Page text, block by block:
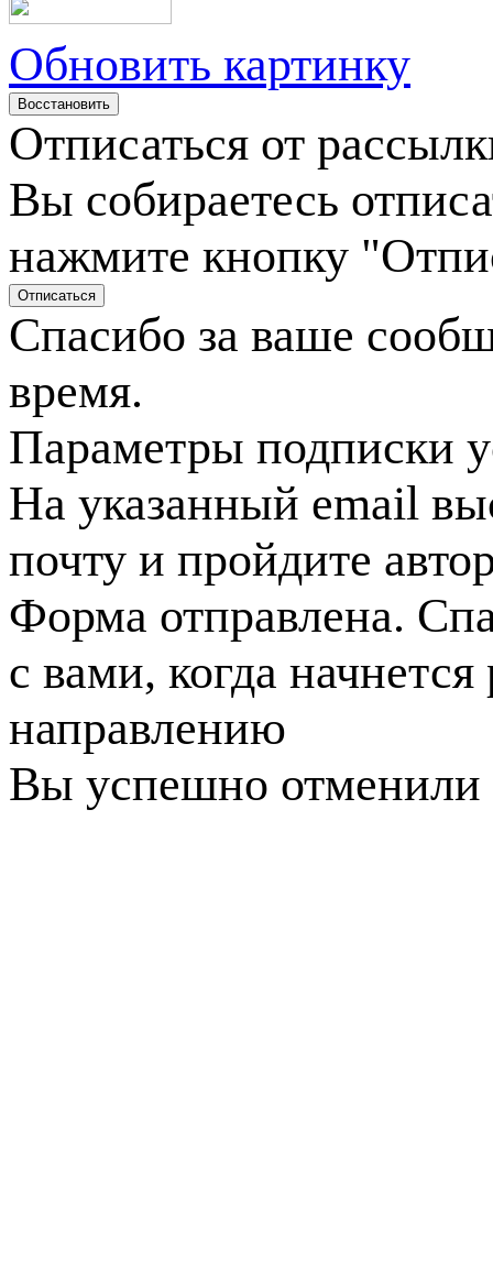
Обновить картинку
Отписаться от
Вы собираетесь
нажмите кнопку
Спасибо за ваше
время.
Параметры подписки
На указанный email
почту и пройдите
Форма отправлена.
с вами, когда
направлению
Вы успешно отменили